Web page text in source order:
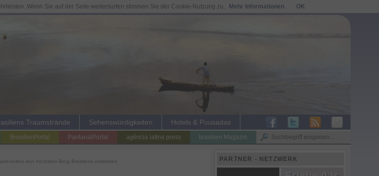
Traumstrände Sehenswürdigkeiten Hotels & Pousadas
brasilien Magazin
agência latina press
PantanalPortal
BrasilienPortal
Indios den höchsten Berg Brasiliens erklimmen PARTNER - NETZWERK
Wenn Sie auf der Seite weitersurfen stimmen Sie der Cookie-Nutzung zu. Mehr Informationen OK